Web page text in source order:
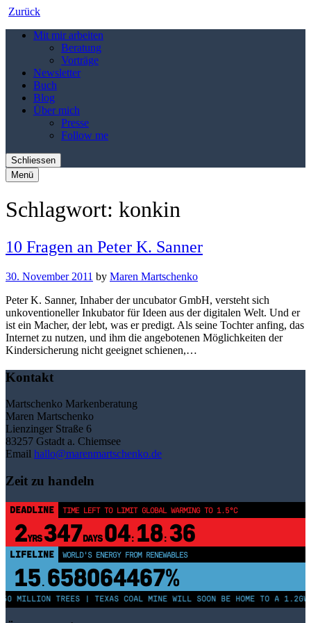
Zurück
Mit mir arbeiten
Beratung
Vorträge
Newsletter
Buch
Blog
Über mich
Presse
Follow me
Schliessen
Menü
Schlagwort: konkin
10 Fragen an Peter K. Sanner
30. November 2011 by Maren Martschenko
Peter K. Sanner, Inhaber der uncubator GmbH, versteht sich
unkoventioneller Inkubator für Ideen aus der digitalen Welt. Und er
ist ein Macher, der lebt, was er predigt. Als seine Tochter anfing, das
Internet zu nutzen, und ihm die angebotenen Möglichkeiten der
Kindersicherung nicht geeignet schienen,…
Kontakt
Martschenko Markenberatung
Maren Martschenko
Lienzinger Straße 6
83257 Gstadt a. Chiemsee
Email hallo@marenmartschenko.de
Zeit zu handeln
DEADLINE TIME LEFT TO LIMIT GLOBAL WARMING TO 1.5°C
2YRS347DAYS 04: 18: 36
LIFELINE WORLD'S ENERGY FROM RENEWABLES
15. 658064467%
MILLION TREES | TEXAS COAL MINE WILL SOON BE HOME TO A